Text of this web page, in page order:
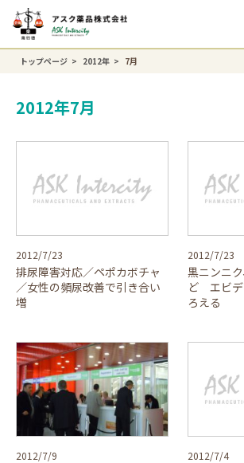
トップページ 2012年 7月
2012年7月
2012/7/23
排尿障害対応／ペポカボチャ
／女性の頻尿改善で引き合い
増
2012/7/23
黒ニンニ
ど エビデ
ろえる
2012/7/9 2012/7/4